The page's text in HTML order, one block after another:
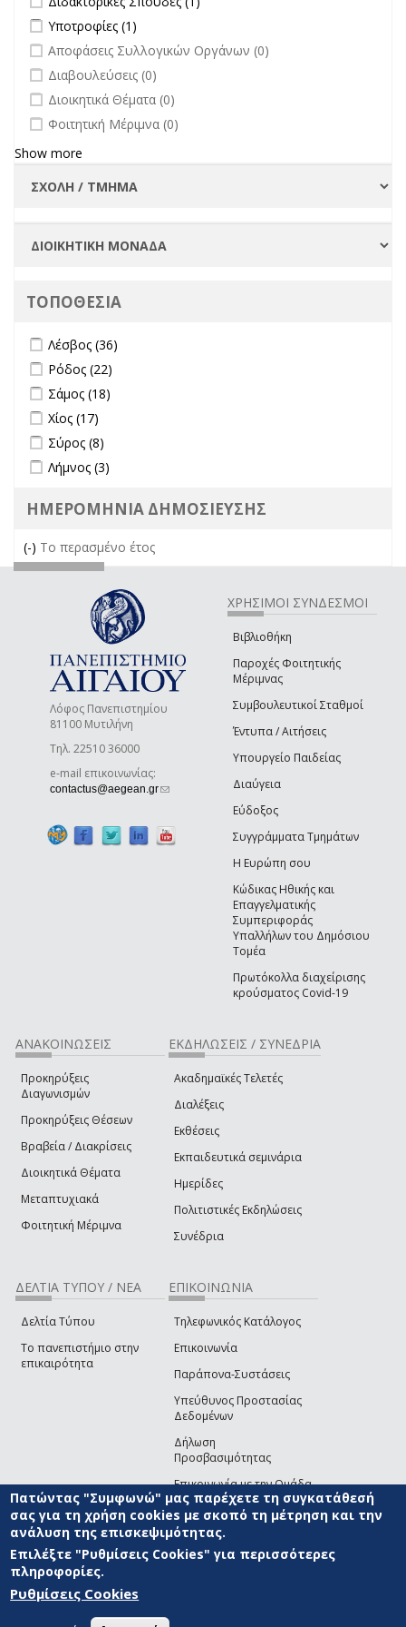
Apply Υποτροφίες filter
Υποτροφίες (1)
undefined
Αποφάσεις Συλλογικών Οργάνων (0)
undefined
Διαβουλεύσεις (0)
undefined
Διοικητικά Θέματα (0)
undefined
Φοιτητική Μέριμνα (0)
Show more
ΤΟΠΟΘΕΣΙΑ
Apply Λέσβος filter
Λέσβος (36)
Apply Ρόδος filter
Ρόδος (22)
Apply Σάμος filter
Σάμος (18)
Apply Χίος filter
Χίος (17)
Apply Σύρος filter
Σύρος (8)
Apply Λήμνος filter
Λήμνος (3)
ΗΜΕΡΟΜΗΝΙΑ ΔΗΜΟΣΙΕΥΣΗΣ
(-) Remove Το περασμένο έτος filter
Το περασμένο έτος
Λόφος Πανεπιστημίου
81100 Μυτιλήνη
Τηλ. 22510 36000
e-mail επικοινωνίας:
contactus@aegean.gr(link sends e-mail)
ΧΡΗΣΙΜΟΙ ΣΥΝΔΕΣΜΟΙ
Βιβλιοθήκη
Παροχές Φοιτητικής
Μέριμνας
Συμβουλευτικοί Σταθμοί
Έντυπα / Αιτήσεις
Υπουργείο Παιδείας
Διαύγεια
Εύδοξος
Συγγράμματα Τμημάτων
Η Ευρώπη σου
Κώδικας Ηθικής και
Επαγγελματικής
Συμπεριφοράς
Υπαλλήλων του Δημόσιου
Τομέα
Πρωτόκολλα διαχείρισης
κρούσματος Covid-19
ΑΝΑΚΟΙΝΩΣΕΙΣ
Προκηρύξεις
Διαγωνισμών
Προκηρύξεις Θέσεων
Βραβεία / Διακρίσεις
Διοικητικά Θέματα
Μεταπτυχιακά
Φοιτητική Μέριμνα
ΕΚΔΗΛΩΣΕΙΣ / ΣΥΝΕΔΡΙΑ
Ακαδημαϊκές Τελετές
Διαλέξεις
Εκθέσεις
Εκπαιδευτικά σεμινάρια
Ημερίδες
Πολιτιστικές Εκδηλώσεις
Συνέδρια
ΔΕΛΤΙΑ ΤΥΠΟΥ / ΝΕΑ
Δελτία Τύπου
Το πανεπιστήμιο στην
επικαιρότητα
ΕΠΙΚΟΙΝΩΝΙΑ
Τηλεφωνικός Κατάλογος
Επικοινωνία
Παράπονα-Συστάσεις
Υπεύθυνος Προστασίας
Δεδομένων
Δήλωση
Προσβασιμότητας
Επικοινωνία με την Ομάδα
Ανάπτυξης του site(link sends e-mail)
© ΠΑΝΕΠΙΣΤΗΜΙΟ ΑΙΓΑΙΟΥ ΟΡΟΙ ΧΡΗΣΗΣ
ΑΝΑΠΤΥΞΗΣ
Πατώντας "Συμφωνώ" μας παρέχετε τη συγκατάθεσή
σας για τη χρήση cookies με σκοπό τη μέτρηση και την
ανάλυση της επισκεψιμότητας.
Επιλέξτε "Ρυθμίσεις Cookies" για περισσότερες
πληροφορίες.
Ρυθμίσεις Cookies